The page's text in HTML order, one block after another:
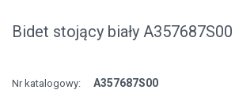
Bidet stojący biały
Nr katalogowy: A357687S00